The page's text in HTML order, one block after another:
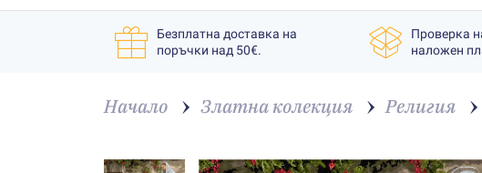
Безплатна доставка на
поръчки над 50€.
Проверка
наложен
Начало Златна колекция Религия